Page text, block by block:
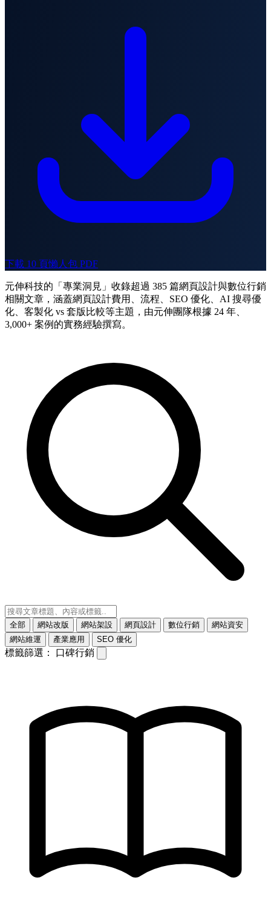
下載 10 頁懶人包 PDF
元伸科技的「專業洞見」收錄超過 385 篇網頁設計與數位行銷
相關文章，涵蓋網頁設計費用、流程、SEO 優化、AI 搜尋優
化、客製化 vs 套版比較等主題，由元伸團隊根據 24 年、
3,000+ 案例的實務經驗撰寫。
全部 網站改版 網站架設 網頁設計 數位行銷
網站資安
網站維運
產業應用 SEO 優化
標籤篩選： 口碑行銷